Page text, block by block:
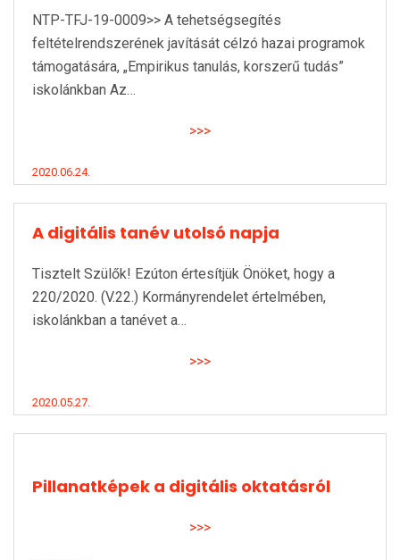
NTP-TFJ-19-0009>> A tehetségsegítés
feltételrendszerének javítását célzó hazai programok
támogatására, „Empirikus tanulás, korszerű tudás”
iskolánkban Az…
>>>
2020.06.24.
A digitális tanév utolsó napja
Tisztelt Szülők! Ezúton értesítjük Önöket, hogy a
220/2020. (V.22.) Kormányrendelet értelmében,
iskolánkban a tanévet a…
>>>
2020.05.27.
Pillanatképek a digitális oktatásról
>>>